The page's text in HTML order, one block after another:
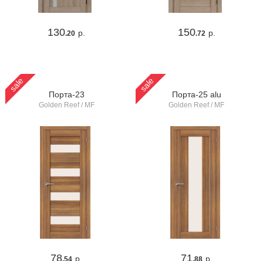
130.20 р. 150.72 р.
sale
Порта-23
Golden Reef / MF
78.54 р.
sale
Порта-25 alu
Golden Reef / MF
71.88 р.